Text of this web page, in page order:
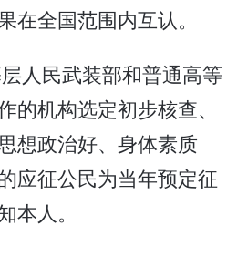
在全国范围内互认。
人民武装部和普通高等
的机构选定初步核查、
想政治好、身体素质
应征公民为当年预定征
本人。